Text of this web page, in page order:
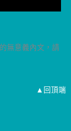
無意義內文，請
▲回頂端